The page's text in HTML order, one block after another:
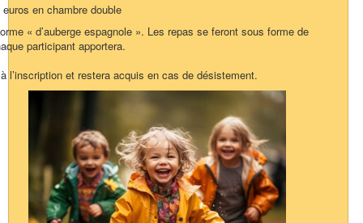
en chambre double
« d’auberge espagnole ». Les repas se feront sous forme de
participant apportera.
l’inscription et restera acquis en cas de désistement.